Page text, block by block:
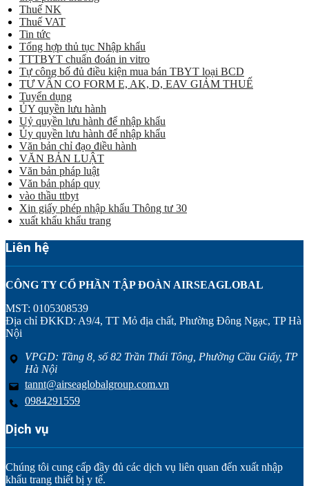
Thuế NK
Thuế VAT
Tin tức
Tổng hợp thủ tục Nhập khẩu
TTTBYT chuẩn đoán in vitro
Tự công bố đủ điều kiện mua bán TBYT loại BCD
TƯ VẤN CO FORM E, AK, D, EAV GIẢM THUẾ
Tuyển dụng
ỦY quyền lưu hành
Uỷ quyền lưu hành để nhập khẩu
Ủy quyền lưu hành để nhập khẩu
Văn bản chỉ đạo điều hành
VĂN BẢN LUẬT
Văn bản pháp luật
Văn bản pháp quy
vào thầu ttbyt
Xin giấy phép nhập khẩu Thông tư 30
xuất khẩu khẩu trang
Liên hệ
CÔNG TY CỔ PHẦN TẬP ĐOÀN AIRSEAGLOBAL
MST: 0105308539
Địa chỉ ĐKKD: A9/4, TT Mỏ địa chất, Phường Đông Ngạc, TP Hà
Nội
VPGD: Tầng 8, số 82 Trần Thái Tông, Phường Cầu Giấy, TP
Hà Nội
tannt@airseaglobalgroup.com.vn
0984291559
Dịch vụ
Chúng tôi cung cấp đầy đủ các dịch vụ liên quan đến xuất nhập
khẩu trang thiết bị y tế.